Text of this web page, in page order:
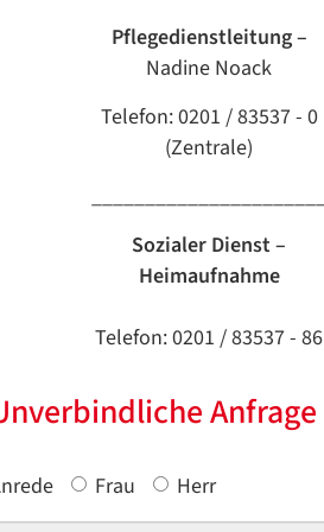
Pflegedienstleitung –
Nadine Noack
Telefon: 0201 / 83537 - 0
(Zentrale)
Sozialer Dienst –
Heimaufnahme
Telefon: 0201 / 83537 - 86
Anfrage
Frau
Herr